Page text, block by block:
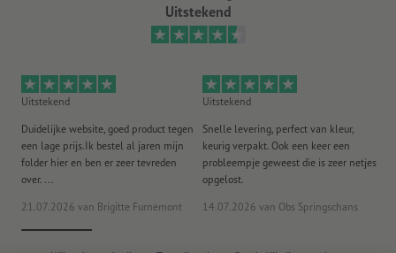
Uitstekend
Uitstekend
Duidelijke website, goed product tegen
een lage prijs.Ik bestel al jaren mijn
folder hier en ben er zeer tevreden
over. ...
21.07.2026 van Brigitte Furnèmont
Uitstekend
Snelle levering, perfect van kleur,
keurig verpakt. Ook een keer een
probleempje geweest die is zeer netjes
opgelost.
14.07.2026 van Obs Springschans